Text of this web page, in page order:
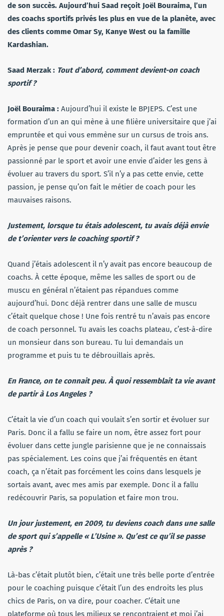
de son succès. Aujourd’hui Saad reçoit Joël Bouraima, l’un
des coachs sportifs privés les plus en vue de la planète, avec
des clients comme Omar Sy, Kanye West ou la famille
Kardashian.
Saad Merzak : Tout d’abord, comment devient-on coach
sportif ?
Joël Bouraima : Aujourd’hui il existe le BPJEPS. C’est une
formation d’un an qui mène à une filière universitaire que j’ai
empruntée et qui vous emmène sur un cursus de trois ans.
Après je pense que pour devenir coach, il faut avant tout être
passionné par le sport et avoir une envie d’aider les gens à
évoluer au travers du sport. S’il n’y a pas cette envie, cette
passion, je pense qu’on fait le métier de coach pour les
mauvaises raisons.
Justement, lorsque tu étais adolescent, tu avais déjà envie
de t’orienter vers le coaching sportif ?
Quand j’étais adolescent il n’y avait pas encore beaucoup de
coachs. À cette époque, même les salles de sport ou de
muscu en général n’étaient pas répandues comme
aujourd’hui. Donc déjà rentrer dans une salle de muscu
c’était quelque chose ! Une fois rentré tu n’avais pas encore
de coach personnel. Tu avais les coachs plateau, c’est-à-dire
un monsieur dans son bureau. Tu lui demandais un
programme et puis tu te débrouillais après.
En France, on te connait peu. À quoi ressemblait ta vie avant
de partir à Los Angeles ?
C’était la vie d’un coach qui voulait s’en sortir et évoluer sur
Paris. Donc il a fallu se faire un nom, être assez fort pour
évoluer dans cette jungle parisienne que je ne connaissais
pas spécialement. Les coins que j’ai fréquentés en étant
coach, ça n’était pas forcément les coins dans lesquels je
sortais avant, avec mes amis par exemple. Donc il a fallu
redécouvrir Paris, sa population et faire mon trou.
Un jour justement, en 2009, tu deviens coach dans une salle
de sport qui s’appelle « L’Usine ». Qu’est ce qu’il se passe
après ?
Là-bas c’était plutôt bien, c’était une très belle porte d’entrée
pour le coaching puisque c’était l’un des endroits les plus
chics de Paris, on va dire, pour coacher. C’était une
plateforme où tous les milieux se rencontraient et moi j’ai